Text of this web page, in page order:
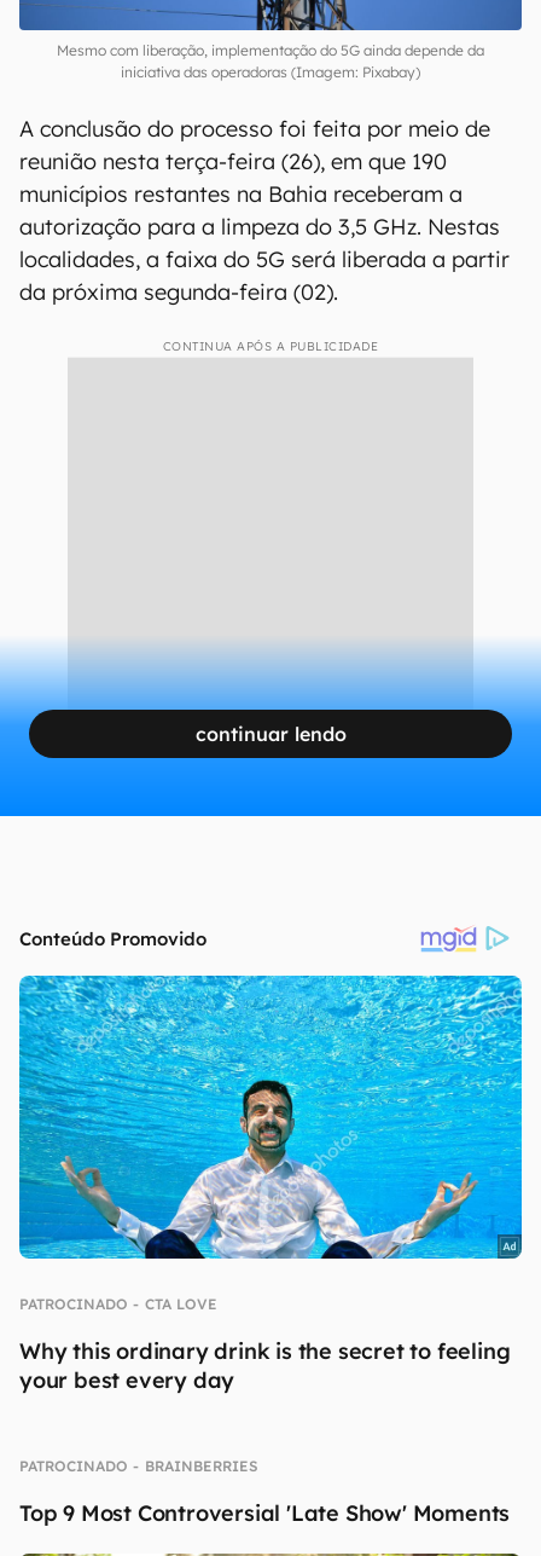
Mesmo com liberação, implementação do 5G ainda depende da
iniciativa das operadoras (Imagem: Pixabay)
A conclusão do processo foi feita por meio de
reunião nesta terça-feira (26), em que 190
municípios restantes na Bahia receberam a
autorização para a limpeza do 3,5 GHz. Nestas
localidades, a faixa do 5G será liberada a partir
da próxima segunda-feira (02).
CONTINUA APÓS A PUBLICIDADE
continuar lendo